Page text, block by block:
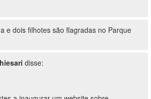
e dois filhotes são flagradas no Parque
disse: